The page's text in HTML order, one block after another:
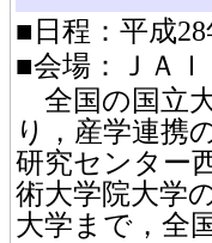
■日程：平成
■会場：ＪＡ
全国の国立
り，産学連携
研究センター
術大学院大学
大学まで，全